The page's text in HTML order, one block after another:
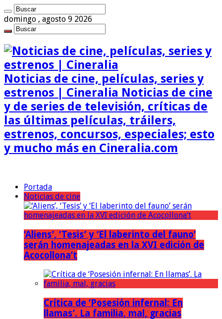
domingo , agosto 9 2026
Noticias de cine, películas, series y
estrenos | Cineralia Noticias de cine
y de series de televisión, críticas de
las últimas películas, tráilers,
estrenos, concursos, especiales; esto
y mucho más en Cineralia.com
Portada
Noticias de cine
‘Aliens’, ‘Tesis’ y ‘El laberinto del fauno’
serán homenajeadas en la XVI edición de
Acocollona’t
Crítica de ‘Posesión infernal: En
llamas’. La familia, mal, gracias